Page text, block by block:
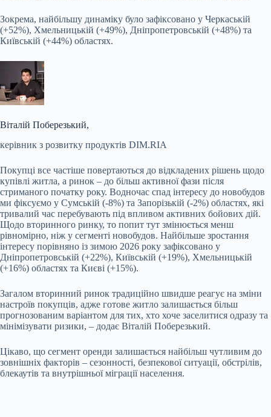
Зокрема, найбільшу динаміку було зафіксовано у Черкаській
(+52%), Хмельницькій (+49%), Дніпропетровській (+48%) та
Київській (+44%) областях.
Віталій Поберезький,
керівник з розвитку продуктів DIM.RIA
Покупці все частіше повертаються до відкладених рішень щодо
купівлі житла, а ринок – до більш активної фази після
стриманого початку року. Водночас спад інтересу до новобудов
ми фіксуємо у Сумській (-8%) та Запорізькій (-2%) областях, які
тривалий час перебувають під впливом активних бойових дій.
Щодо вторинного ринку, то попит тут змінюється менш
рівномірно, ніж у сегменті новобудов. Найбільше зростання
інтересу порівняно із зимою 2026 року зафіксовано у
Дніпропетровській (+22%), Київській (+19%), Хмельницькій
(+16%) областях та Києві (+15%).
Загалом вторинний ринок традиційно швидше реагує на зміни
настроїв покупців, адже готове житло залишається більш
прогнозованим варіантом для тих, хто хоче заселитися одразу та
мінімізувати ризики, – додає Віталій Поберезький.
Цікаво, що сегмент оренди залишається найбільш чутливим до
зовнішніх факторів – сезонності, безпекової ситуації, обстрілів,
блекаутів та внутрішньої міграції населення.